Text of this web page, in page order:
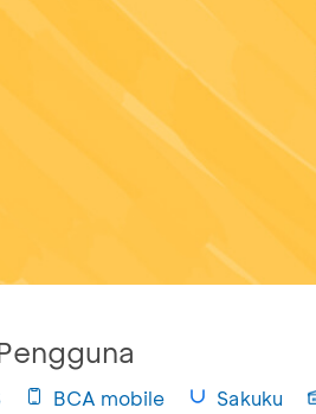
BCA mobile Sakuku